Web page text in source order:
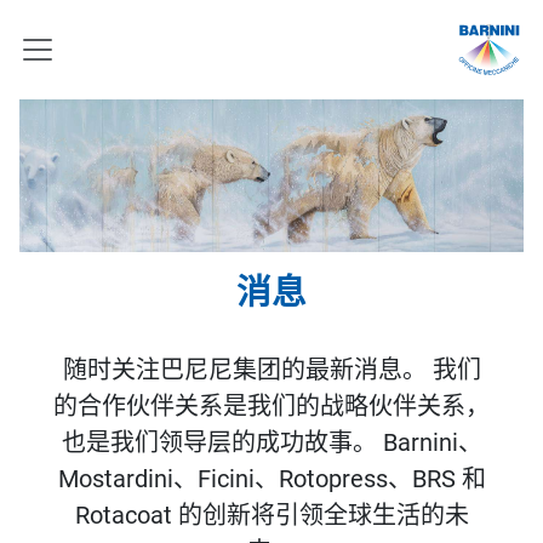
消息
随时关注巴尼尼集团的最新消息。
我们
的合作伙伴关系是我们的战略伙伴关系，
也是我们领导层的成功故事。 Barnini、
Mostardini、Ficini、Rotopress、BRS 和
Rotacoat 的创新将引领全球生活的未